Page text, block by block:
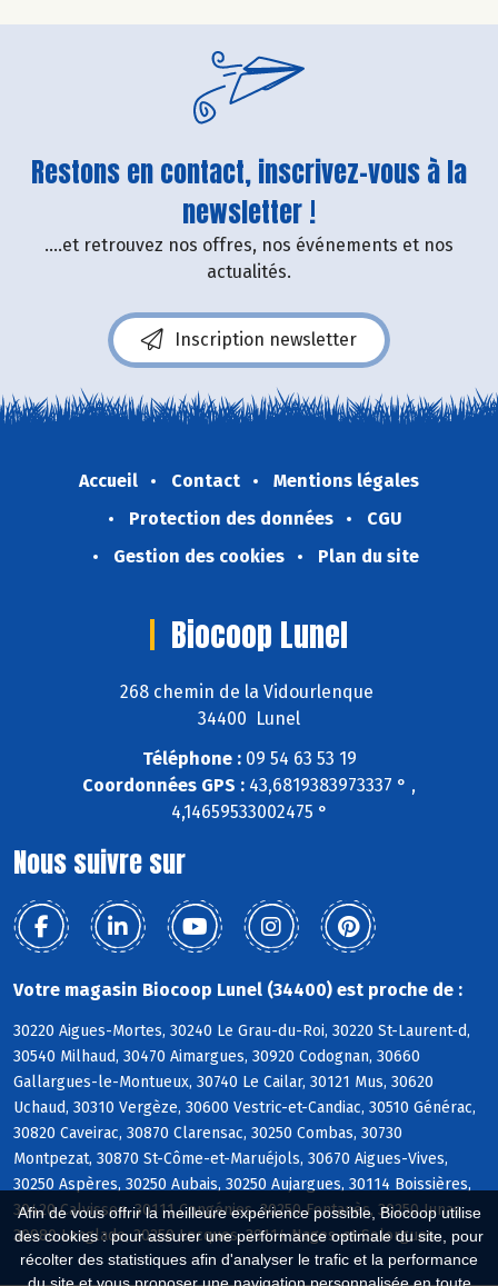
Afin de vous offrir la meilleure expérience possible, Biocoop utilise
des cookies : pour assurer une performance optimale du site, pour
récolter des statistiques afin d'analyser le trafic et la performance
Restons en contact, inscrivez-vous à la
newsletter !
....et retrouvez nos offres, nos événements et nos
actualités.
Inscription newsletter
Accueil Contact
Mentions légales
Protection des données
CGU
Gestion des cookies
Plan du site
Biocoop Lunel
268 chemin de la Vidourlenque
34400 Lunel
Téléphone :09 54 63 53 19
Coordonnées GPS : 43,6819383973337 ° ,
4,14659533002475 °
Nous suivre sur
Votre magasin Biocoop Lunel (34400) est proche de :
30220 Aigues-Mortes, 30240 Le Grau-du-Roi, 30220 St-Laurent-d,
30540 Milhaud, 30470 Aimargues, 30920 Codognan, 30660
Gallargues-le-Montueux, 30740 Le Cailar, 30121 Mus, 30620
Uchaud, 30310 Vergèze, 30600 Vestric-et-Candiac, 30510 Générac,
30820 Caveirac, 30870 Clarensac, 30250 Combas, 30730
Montpezat, 30870 St-Côme-et-Maruéjols, 30670 Aigues-Vives,
30250 Aspères, 30250 Aubais, 30250 Aujargues, 30114 Boissières,
30420 Calvisson, 30111 Congénies, 30250 Fontanès, 30250 Junas,
30980 Langlade, 30250 Lecques, 30114 Nages-et-Solorgues